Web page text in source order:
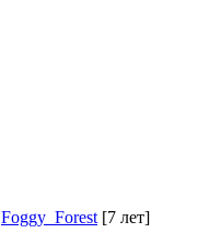
Foggy_Forest [7 лет]